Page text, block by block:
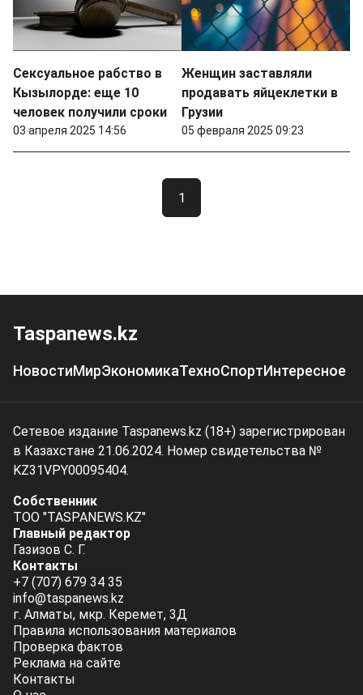
Сексуальное рабство в
Кызылорде: еще 10
человек получили сроки
03 апреля 2025 14:56
Женщин заставляли
продавать яйцеклетки в
Грузии
05 февраля 2025 09:23
1
Taspanews.kz
НовостиМирЭкономикаТехноСпортИнтересное
Сетевое издание Taspanews.kz (18+) зарегистрирован
в Казахстане 21.06.2024. Номер свидетельства №
KZ31VPY00095404.
Собственник
ТОО "TASPANEWS.KZ"
Главный редактор
Газизов С. Г.
Контакты
+7 (707) 679 34 35
info@taspanews.kz
г. Алматы, мкр. Керемет, 3Д
Правила использования материалов
Проверка фактов
Реклама на сайте
Контакты